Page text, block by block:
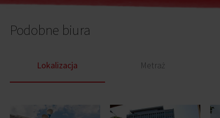
Podobne biura
Lokalizacja Metraż